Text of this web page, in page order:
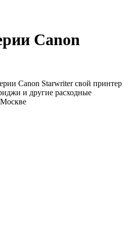
Canon
Canon Starwriter свой принтер
и другие расходные